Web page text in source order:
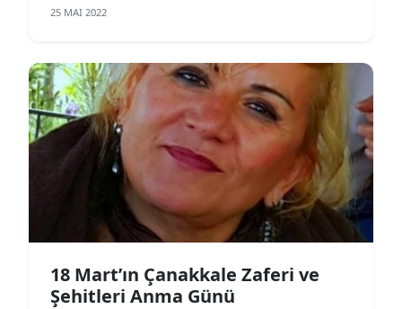
25 MAI 2022
18 Mart’ın Çanakkale Zaferi ve
Şehitleri Anma Günü